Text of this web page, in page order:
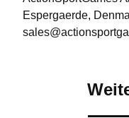
Espergaerde,